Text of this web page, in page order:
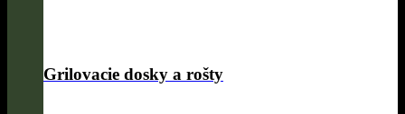
Grilovacie dosky a rošty